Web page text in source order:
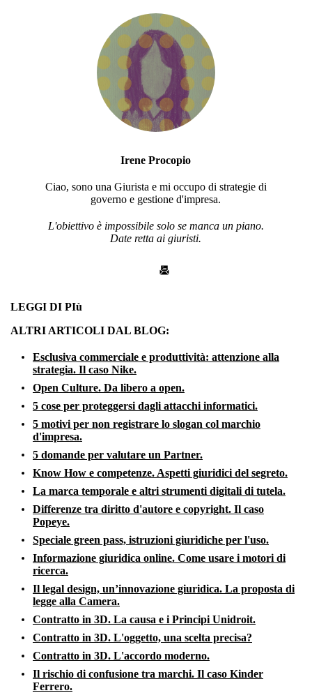
Irene Procopio
Ciao, sono una Giurista e mi occupo di strategie di
governo e gestione d'impresa.
L'obiettivo è impossibile solo se manca un piano.
Date retta ai giuristi.
LEGGI DI PIù
ALTRI ARTICOLI DAL BLOG:
Esclusiva commerciale e produttività: attenzione alla
strategia. Il caso Nike.
Open Culture. Da libero a open.
5 cose per proteggersi dagli attacchi informatici.
5 motivi per non registrare lo slogan col marchio
d'impresa.
5 domande per valutare un Partner.
Know How e competenze. Aspetti giuridici del segreto.
La marca temporale e altri strumenti digitali di tutela.
Differenze tra diritto d'autore e copyright. Il caso
Popeye.
Speciale green pass, istruzioni giuridiche per l'uso.
Informazione giuridica online. Come usare i motori di
ricerca.
Il legal design, un’innovazione giuridica. La proposta di
legge alla Camera.
Contratto in 3D. La causa e i Principi Unidroit.
Contratto in 3D. L'oggetto, una scelta precisa?
Contratto in 3D. L'accordo moderno.
Il rischio di confusione tra marchi. Il caso Kinder
Ferrero.